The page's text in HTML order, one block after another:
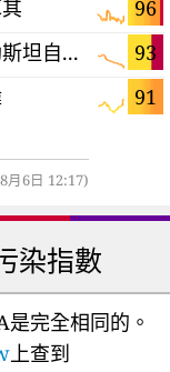
96
93
巴勒斯坦自治區
91
月6日 12:17)
染指數
完全相同的。
上查到